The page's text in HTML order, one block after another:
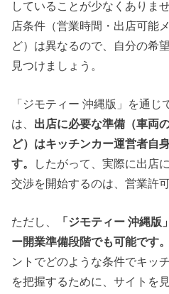
していることが少なくありま
店条件（営業時間・出店可能
ど）は異なるので、自分の希
見つけましょう。
「ジモティー 沖縄版」を通
は、 出店に必要な準備（車両
ど）はキッチンカー運営者自
す。
したがって、実際に出店
交渉を開始するのは、営業許
ただし、
「ジモティー 沖縄
ー開業準備段階でも可能です。
ントでどのような条件でキッ
を把握するために、サイトを